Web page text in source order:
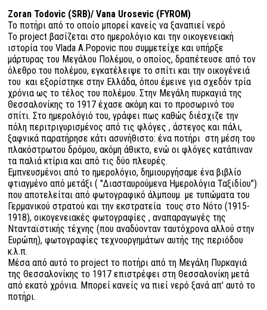
Zoran Todovic (SRB)/ Vana Urosevic (FYROM)
Το ποτήρι από το οποίο μπορεί κανείς να ξαναπιεί νερό
Το project βασίζεται στο ημερολόγιο και την οικογενειακή
ιστορία του Vlada Α.Popovic που συμμετείχε και υπήρξε
μάρτυρας του Μεγάλου Πολέμου, ο οποίος, δραπέτευσε από τον
όλεθρο του πολέμου, εγκατέλειψε το σπίτι και την οικογένειά
του και εξορίστηκε στην Ελλάδα, όπου έμεινε για σχεδόν τρία
χρόνια ως το τέλος του πολέμου. Στην Μεγάλη πυρκαγιά της
Θεσσαλονίκης το 1917 έχασε ακόμη και το προσωρινό του
σπίτι. Στο ημερολόγιό του, γράφει πως καθώς διέσχιζε την
πόλη περιτριγυρισμένος από τις φλόγες , άστεγος και πάλι,
ξαφνικά παρατήρησε κάτι ασυνήθιστο: ένα ποτήρι στη μέση του
πλακόστρωτου δρόμου, ακόμη άθικτο, ενώ οι φλόγες κατάπιναν
τα παλιά κτίρια και από τις δύο πλευρές.
Εμπνευσμένοι από το ημερολόγιο, δημιουργήσαμε ένα βιβλίο
φτιαγμένο από μετάξι ( "Διασταυρούμενα Ημερολόγια Ταξιδίου")
που αποτελείται από φωτογραφικό άλμπουμ με τυπώματα του
Γερμανικού στρατού και την εκστρατεία τους στο Νότο (1915-
1918), οικογενειακές φωτογραφίες , αναπαραγωγές της
Ντανταϊστικής τέχνης (που αναδύονταν ταυτόχρονα αλλού στην
Ευρώπη), φωτογραφίες τεχνουργημάτων αυτής της περιόδου
κ.λ.π.
Μέσα από αυτό το project το ποτήρι από τη Μεγάλη Πυρκαγιά
της Θεσσαλονίκης το 1917 επιστρέφει στη Θεσσαλονίκη μετά
από εκατό χρόνια. Μπορεί κανείς να πιεί νερό ξανά απ' αυτό το
ποτήρι.